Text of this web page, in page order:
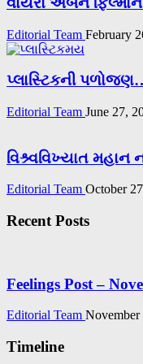
Editorial Team February
પ્લાસ્ટિકની
Editorial Team June 27,
વિશ્ર્વવિખ્યાત મહાન
Editorial Team October
Recent Posts
Feelings Post –
Editorial Team November
Timeline